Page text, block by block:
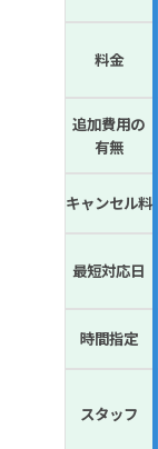
料金
追加費用の
有無
キャンセル料
最短対応日
時間指定
スタッフ